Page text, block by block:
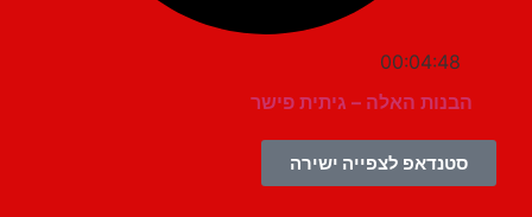
00:04:48
הבנות האלה – גיתית פישר
סטנדאפ לצפייה ישירה